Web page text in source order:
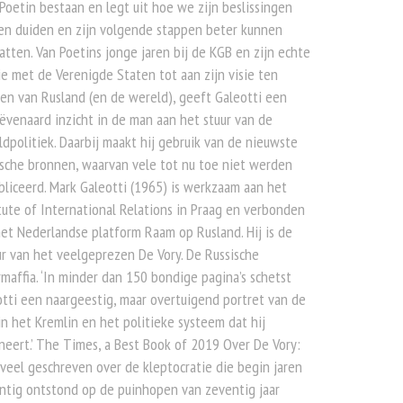
bestaan en legt uit hoe we zijn beslissingen
duiden en zijn volgende stappen beter kunnen
Van Poetins jonge jaren bij de KGB en zijn echte
met de Verenigde Staten tot aan zijn visie ten
van Rusland (en de wereld), geeft Galeotti een
inzicht in de man aan het stuur van de
Daarbij maakt hij gebruik van de nieuwste
bronnen, waarvan vele tot nu toe niet werden
Mark Galeotti (1965) is werkzaam aan het
of International Relations in Praag en verbonden
Nederlandse platform Raam op Rusland. Hij is de
van het veelgeprezen De Vory. De Russische
‘In minder dan 150 bondige pagina’s schetst
een naargeestig, maar overtuigend portret van de
het Kremlin en het politieke systeem dat hij
The Times, a Best Book of 2019 Over De Vory:
veel geschreven over de kleptocratie die begin jaren
ontstond op de puinhopen van zeventig jaar